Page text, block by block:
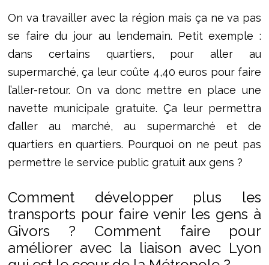
On va travailler avec la région mais ça ne va pas
se faire du jour au lendemain. Petit exemple :
dans certains quartiers, pour aller au
supermarché, ça leur coûte 4,40 euros pour faire
l’aller-retour. On va donc mettre en place une
navette municipale gratuite. Ça leur permettra
d’aller au marché, au supermarché et de
quartiers en quartiers. Pourquoi on ne peut pas
permettre le service public gratuit aux gens ?
Comment développer plus les
transports pour faire venir les gens à
Givors ? Comment faire pour
améliorer avec la liaison avec Lyon